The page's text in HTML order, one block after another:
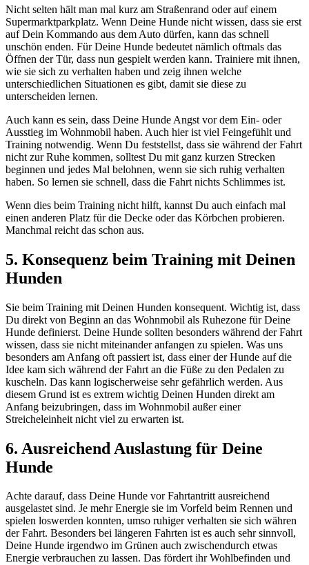
Nicht selten hält man mal kurz am Straßenrand oder auf einem
Supermarktparkplatz. Wenn Deine Hunde nicht wissen, dass sie erst
auf Dein Kommando aus dem Auto dürfen, kann das schnell
unschön enden. Für Deine Hunde bedeutet nämlich oftmals das
Öffnen der Tür, dass nun gespielt werden kann. Trainiere mit ihnen,
wie sie sich zu verhalten haben und zeig ihnen welche
unterschiedlichen Situationen es gibt, damit sie diese zu
unterscheiden lernen.
Auch kann es sein, dass Deine Hunde Angst vor dem Ein- oder
Ausstieg im Wohnmobil haben. Auch hier ist viel Feingefühlt und
Training notwendig. Wenn Du feststellst, dass sie während der Fahrt
nicht zur Ruhe kommen, solltest Du mit ganz kurzen Strecken
beginnen und jedes Mal belohnen, wenn sie sich ruhig verhalten
haben. So lernen sie schnell, dass die Fahrt nichts Schlimmes ist.
Wenn dies beim Training nicht hilft, kannst Du auch einfach mal
einen anderen Platz für die Decke oder das Körbchen probieren.
Manchmal reicht das schon aus.
5. Konsequenz beim Training mit Deinen
Hunden
Sie beim Training mit Deinen Hunden konsequent. Wichtig ist, dass
Du direkt von Beginn an das Wohnmobil als Ruhezone für Deine
Hunde definierst. Deine Hunde sollten besonders während der Fahrt
wissen, dass sie nicht miteinander anfangen zu spielen. Was uns
besonders am Anfang oft passiert ist, dass einer der Hunde auf die
Idee kam sich während der Fahrt an die Füße zu den Pedalen zu
kuscheln. Das kann logischerweise sehr gefährlich werden. Aus
diesem Grund ist es extrem wichtig Deinen Hunden direkt am
Anfang beizubringen, dass im Wohnmobil außer einer
Streicheleinheit nicht viel zu erwarten ist.
6. Ausreichend Auslastung für Deine
Hunde
Achte darauf, dass Deine Hunde vor Fahrtantritt ausreichend
ausgelastet sind. Je mehr Energie sie im Vorfeld beim Rennen und
spielen loswerden konnten, umso ruhiger verhalten sie sich währen
der Fahrt. Besonders bei längeren Fahrten ist es auch sehr sinnvoll,
Deine Hunde irgendwo im Grünen auch zwischendurch etwas
Energie verbrauchen zu lassen. Das fördert ihr Wohlbefinden und